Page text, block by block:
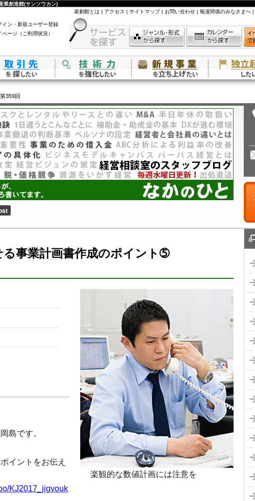
業創造館(サンソウカン)
イン・新規ユーザー登録
ページ（ご利用状況）
産創館とは | アクセス | サイトマップ| お問い合わせ | 報道関係のみなさまへ |
第359回
る事業計画書作成のポイント➄
島です。
イントをお伝え
KJ2017_jigyouk
楽観的な数値計画には注意を